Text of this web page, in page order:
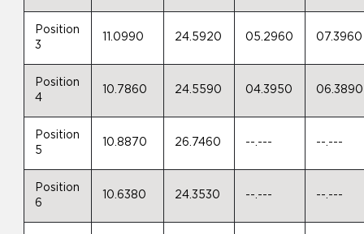
Position
3
11.0990 24.5920 05.2960 07.3960
Position
4
10.7860 24.5590 04.3950 06.3890
Position
5
10.8870 26.7460 --.--- --.---
Position
6
10.6380 24.3530 --.--- --.---